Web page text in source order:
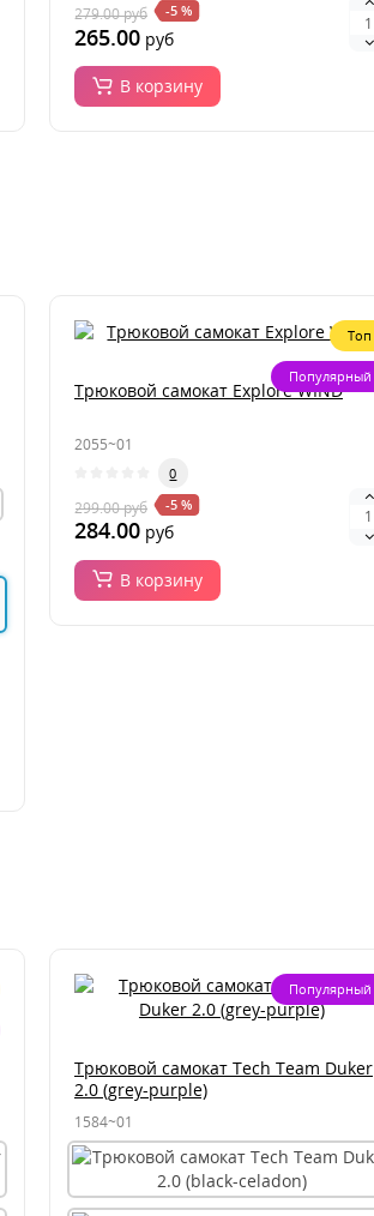
279.00руб -5 %
265.00руб
В корзину
Топ
Популярный
Трюковой самокат Explore WIND
2055~01
0
299.00руб -5 %
284.00руб
В корзину
Популярный
Трюковой самокат Tech Team Duker
2.0 (grey-purple)
1584~01